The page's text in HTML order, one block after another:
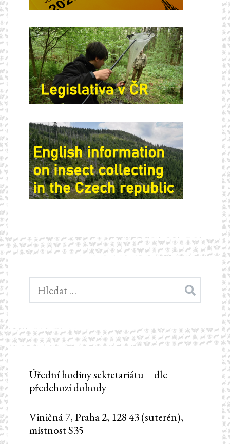
Vyhledávání
Úřední hodiny sekretariátu – dle
předchozí dohody
Viničná 7, Praha 2, 128 43 (suterén),
místnost S35